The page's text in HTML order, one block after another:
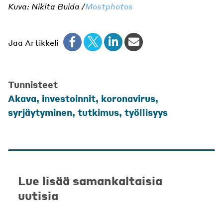
Kuva: Nikita Buida /Mostphotos
Jaa Artikkeli
Tunnisteet
Akava, investoinnit, koronavirus,
syrjäytyminen, tutkimus, työllisyys
Lue lisää samankaltaisia
uutisia